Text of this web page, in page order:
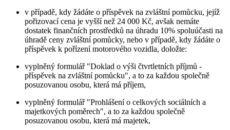
v případě, kdy žádáte o příspěvek na zvláštní pomůcku, jejíž
pořizovací cena je vyšší než 24 000 Kč, avšak nemáte
dostatek finančních prostředků na úhradu 10% spoluúčasti na
úhradě ceny zvláštní pomůcky, nebo v případě, kdy žádáte o
příspěvek k pořízení motorového vozidla, doložte:
vyplněný formulář "Doklad o výši čtvrtletních příjmů -
příspěvek na zvláštní pomůcku", a to za každou společně
posuzovanou osobu, která má příjem,
vyplněný formulář "Prohlášení o celkových sociálních a
majetkových poměrech", a to za každou společně
posuzovanou osobu, která má majetek,